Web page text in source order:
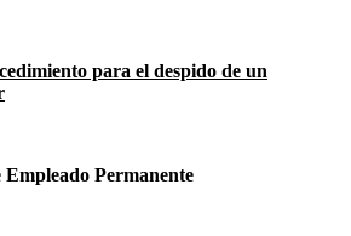
para el despido de un
Permanente